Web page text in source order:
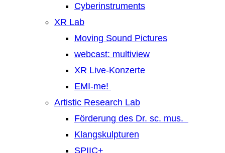
Cyberinstruments
XR Lab
Moving Sound Pictures
webcast: multiview
XR Live-Konzerte
EMI-me!
Artistic Research Lab
Förderung des Dr. sc. mus.
Klangskulpturen
SPIIC+